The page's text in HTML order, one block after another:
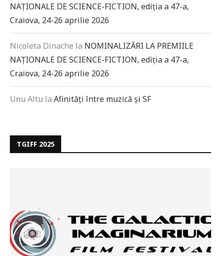
NAȚIONALE DE SCIENCE-FICTION, ediția a 47-a,
Craiova, 24-26 aprilie 2026
Nicoleta Dinache la NOMINALIZĂRI LA PREMIILE
NAȚIONALE DE SCIENCE-FICTION, ediția a 47-a,
Craiova, 24-26 aprilie 2026
Unu Altu la Afinități între muzică și SF
TGIFF 2025